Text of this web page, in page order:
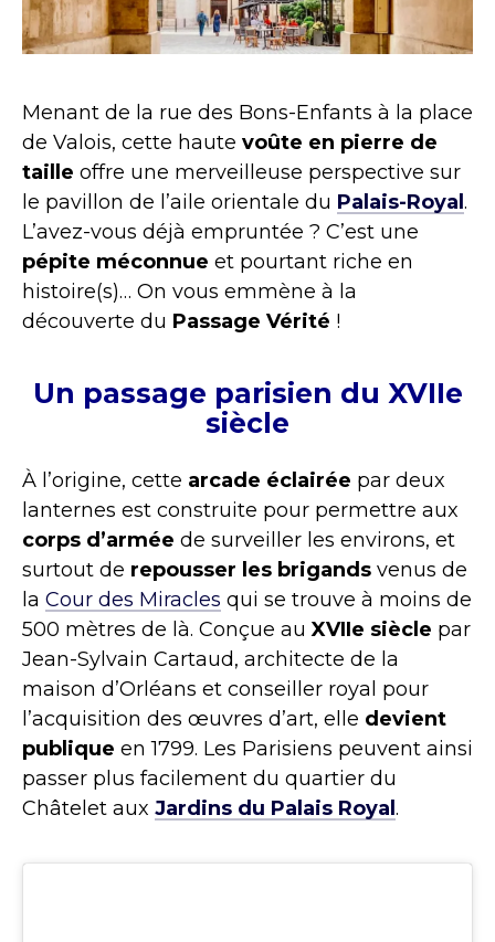
Menant de la rue des Bons-Enfants à la place
de Valois, cette haute voûte en pierre de
taille offre une merveilleuse perspective sur
le pavillon de l’aile orientale du Palais-Royal .
L’avez-vous déjà empruntée ? C’est une
pépite méconnue et pourtant riche en
histoire(s)… On vous emmène à la
découverte du Passage Vérité !
Un passage parisien du XVIIe
siècle
À l’origine, cette arcade éclairée par deux
lanternes est construite pour permettre aux
corps d’armée de surveiller les environs, et
surtout de repousser les brigands venus de
la Cour des Miracles qui se trouve à moins de
500 mètres de là. Conçue auXVIIe siècle par
Jean-Sylvain Cartaud, architecte de la
maison d’Orléans et conseiller royal pour
l’acquisition des œuvres d’art, elle devient
publique en 1799. Les Parisiens peuvent ainsi
passer plus facilement du quartier du
Châtelet aux Jardins du Palais Royal .